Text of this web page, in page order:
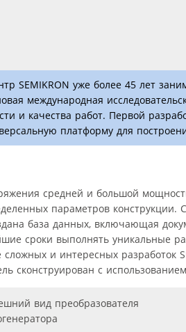
SEMIKRON уже более 45 лет
международная
и качества работ. Первой
платформу для
средней и большой
параметров конструкции.
база данных, включающая
сроки выполнять уникальные
и интересных разработок
сконструирован с